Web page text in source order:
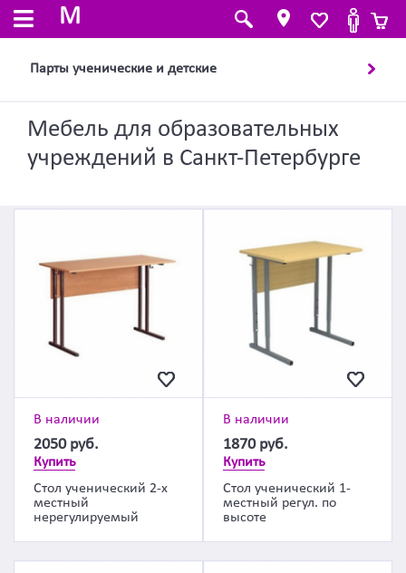
M
Парты ученические и детские
Мебель для образовательных
учреждений в Санкт-Петербурге
В наличии
2050 руб.
Купить
Стол ученический 2-х
местный
нерегулируемый
В наличии
1870 руб.
Купить
Стол ученический 1-
местный регул. по
высоте